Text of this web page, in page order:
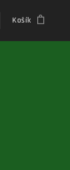
Košík